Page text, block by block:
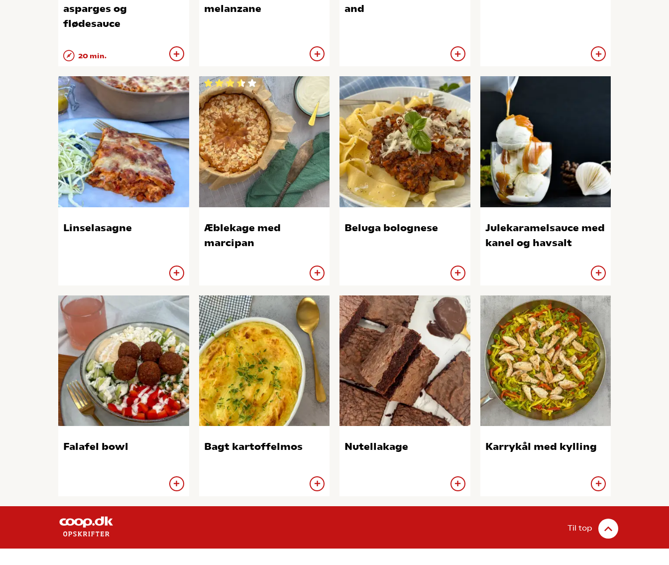
asparges og
flødesauce
20 min.
melanzane
and
Linselasagne
Æblekage med
marcipan
Beluga bolognese
Julekaramelsauce med
kanel og havsalt
Falafel bowl Bagt kartoffelmos Nutellakage Karrykål med kylling
Til top